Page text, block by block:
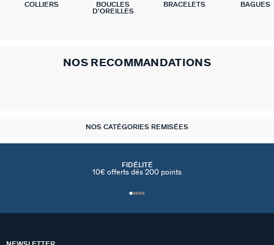
COLLIERS
BOUCLES
D'OREILLES
BRACELETS BAGUES
NOS RECOMMANDATIONS
NOS CATÉGORIES REMISÉES
FIDÉLITÉ
10€ offerts dés 200 points